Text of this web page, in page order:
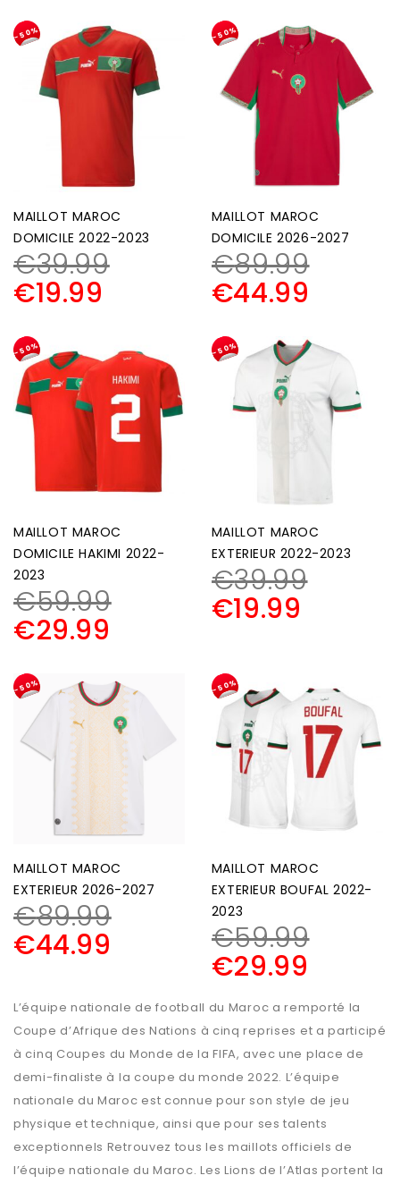
-50%
MAILLOT MAROC
DOMICILE 2022-2023
€39.99
€19.99
-50%
MAILLOT MAROC
DOMICILE 2026-2027
€89.99
€44.99
-50%
MAILLOT MAROC
DOMICILE HAKIMI 2022-
2023
€59.99
€29.99
-50%
MAILLOT MAROC
EXTERIEUR 2022-2023
€39.99
€19.99
-50%
MAILLOT MAROC
EXTERIEUR 2026-2027
€89.99
€44.99
-50%
MAILLOT MAROC
EXTERIEUR BOUFAL 2022-
2023
€59.99
€29.99
L’équipe nationale de football du Maroc a remporté la
Coupe d’Afrique des Nations à cinq reprises et a participé
à cinq Coupes du Monde de la FIFA, avec une place de
demi-finaliste à la coupe du monde 2022. L’équipe
nationale du Maroc est connue pour son style de jeu
physique et technique, ainsi que pour ses talents
exceptionnels Retrouvez tous les maillots officiels de
l’équipe nationale du Maroc. Les Lions de l’Atlas portent la